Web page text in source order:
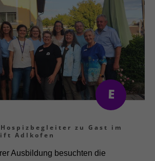
zu Gast im
Adlkofen
Ausbildung besuchten die